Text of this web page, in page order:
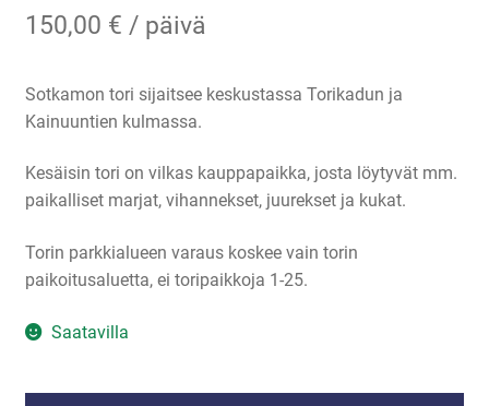
150,00 € / päivä
Sotkamon tori sijaitsee keskustassa Torikadun ja
Kainuuntien kulmassa.
Kesäisin tori on vilkas kauppapaikka, josta löytyvät mm.
paikalliset marjat, vihannekset, juurekset ja kukat.
Torin parkkialueen varaus koskee vain torin
paikoitusaluetta, ei toripaikkoja 1-25.
Saatavilla